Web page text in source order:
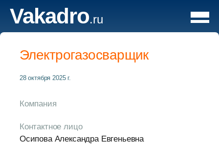
Vakadro.ru
Электрогазосварщик
28 октября 2025 г.
Компания
Контактное лицо
Осипова Александра Евгеньевна